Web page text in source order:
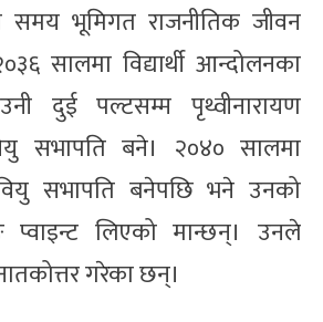
समय भूमिगत राजनीतिक जीवन
सालमा विद्यार्थी आन्दोलनका
दुई पल्टसम्म पृथ्वीनारायण
सभापति बने। २०४० सालमा
सभापति बनेपछि भने उनको
प्वाइन्ट लिएको मान्छन्। उनले
गरेका छन्।